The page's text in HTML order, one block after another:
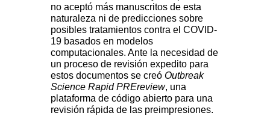
no aceptó más manuscritos de esta
naturaleza ni de predicciones sobre
posibles tratamientos contra el COVID-
19 basados en modelos
computacionales. Ante la necesidad de
un proceso de revisión expedito para
estos documentos se creó Outbreak
Science Rapid PREreview, una
plataforma de código abierto para una
revisión rápida de las preimpresiones.